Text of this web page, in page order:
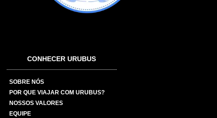
CONHECER URUBUS
SOBRE NÓS
POR QUE VIAJAR COM URUBUS?
NOSSOS VALORES
EQUIPE